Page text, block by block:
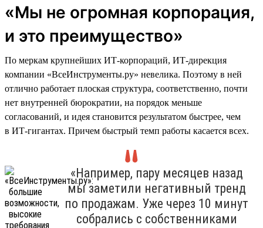
«Мы не огромная корпорация,
и это преимущество»
По меркам крупнейших ИТ-корпораций, ИТ-дирекция
компании «ВсеИнструменты.ру» невелика. Поэтому в ней
отлично работает плоская структура, соответственно, почти
нет внутренней бюрократии, на порядок меньше
согласований, и идея становится результатом быстрее, чем
в ИТ-гигантах. Причем быстрый темп работы касается всех.
«Например, пару месяцев назад
мы заметили негативный тренд
по продажам. Уже через 10 минут
собрались с собственниками